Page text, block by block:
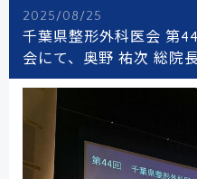
2025/08/25
千葉県整形外科医会 第
会にて、奥野 祐次 総院